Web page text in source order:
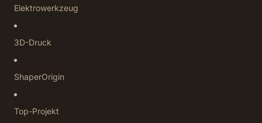
Elektrowerkzeug
3D-Druck
ShaperOrigin
Top-Projekt